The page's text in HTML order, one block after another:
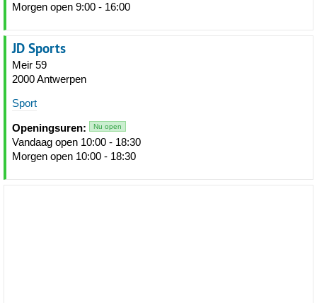
Morgen open 9:00 - 16:00
JD Sports
Meir 59
2000 Antwerpen
Sport
Openingsuren: Nu open
Vandaag open 10:00 - 18:30
Morgen open 10:00 - 18:30